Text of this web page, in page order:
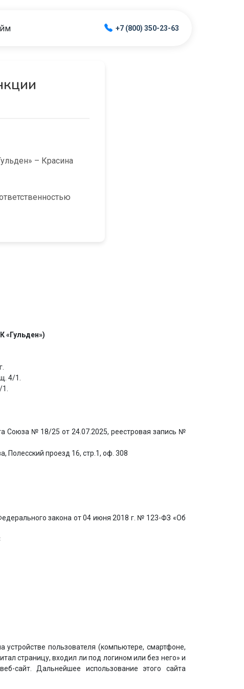
+7 (800) 350-23-63
– Красина
«Гульден»)
4/1.
Союза № 18/25 от 24.07.2025, реестровая запись №
Полесский проезд 16, стр.1, оф. 308
закона от 04 июня 2018 г. № 123-ФЗ «Об
пользователя (компьютере, смартфоне,
страницу, входил ли под логином или без него» и
сайт. Дальнейшее использование этого сайта